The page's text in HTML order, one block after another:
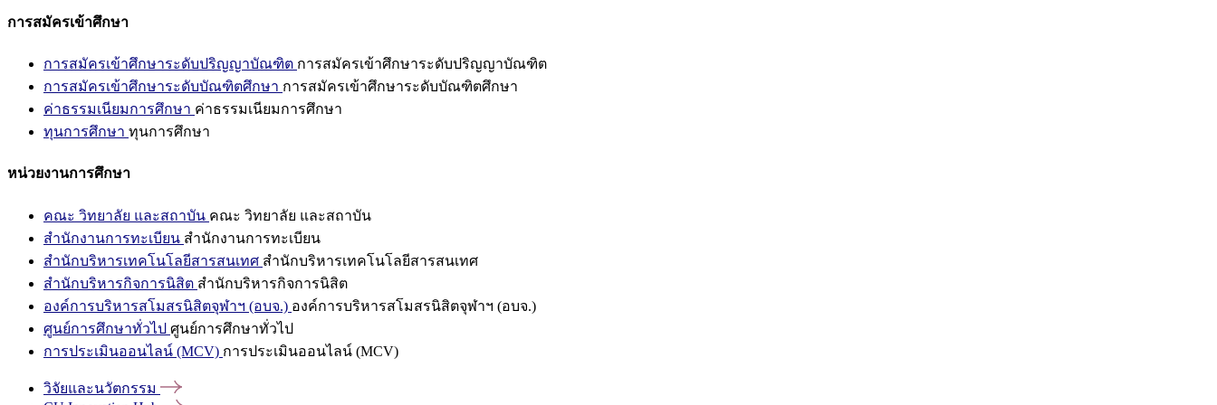
การสมัครเข้าศึกษา
การสมัครเข้าศึกษาระดับปริญญาบัณฑิต การสมัครเข้าศึกษาระดับปริญญาบัณฑิต
การสมัครเข้าศึกษาระดับบัณฑิตศึกษา การสมัครเข้าศึกษาระดับบัณฑิตศึกษา
ค่าธรรมเนียมการศึกษา ค่าธรรมเนียมการศึกษา
ทุนการศึกษา ทุนการศึกษา
หน่วยงานการศึกษา
คณะ วิทยาลัย และสถาบัน คณะ วิทยาลัย และสถาบัน
สำนักงานการทะเบียน สำนักงานการทะเบียน
สำนักบริหารเทคโนโลยีสารสนเทศ สำนักบริหารเทคโนโลยีสารสนเทศ
สำนักบริหารกิจการนิสิต สำนักบริหารกิจการนิสิต
องค์การบริหารสโมสรนิสิตจุฬาฯ (อบจ.) องค์การบริหารสโมสรนิสิตจุฬาฯ (อบจ.)
ศูนย์การศึกษาทั่วไป ศูนย์การศึกษาทั่วไป
การประเมินออนไลน์ (MCV) การประเมินออนไลน์ (MCV)
วิจัยและนวัตกรรม